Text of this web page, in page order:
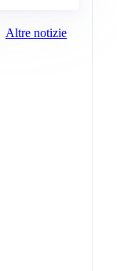
Altre notizie